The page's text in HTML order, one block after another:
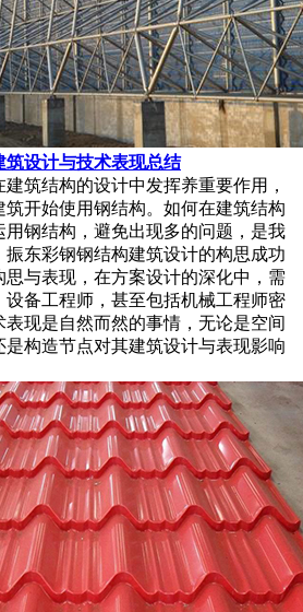
筑设计与技术表现总结
筑结构的设计中发挥养重要作用，
筑开始使用钢结构。如何在建筑结构
用钢结构，避免出现多的问题，是我
振东彩钢钢结构建筑设计的构思成功
思与表现，在方案设计的深化中，需
设备工程师，甚至包括机械工程师密
现是自然而然的事情，无论是空间
是构造节点对其建筑设计与表现影响